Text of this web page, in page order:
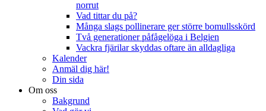
norrut
Vad tittar du på?
Många slags pollinerare ger större bomullsskörd
Två generationer påfågelöga i Belgien
Vackra fjärilar skyddas oftare än alldagliga
Kalender
Anmäl dig här!
Din sida
Om oss
Bakgrund